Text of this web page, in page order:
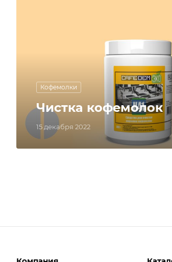
Кофемолки
15 декабря 2022
Чистка кофемолок